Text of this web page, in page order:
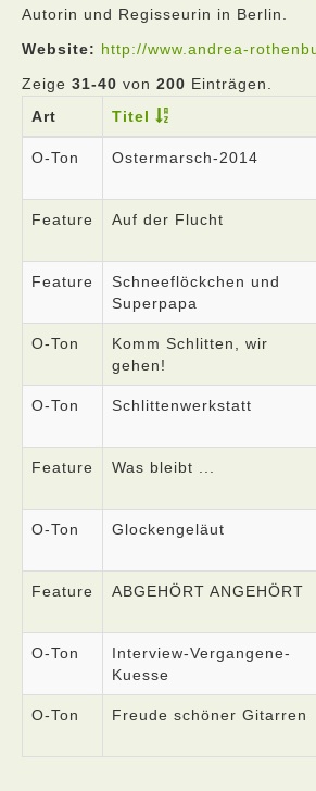
Autorin und Regisseurin in Berlin.
Website: http://www.andrea-
Zeige 31-40 von 200 Einträgen.
Art
Titel
O-Ton Ostermarsch-2014
Feature Auf der Flucht
Feature
Schneeflöckchen und
Superpapa
O-Ton
Komm Schlitten, wir
gehen!
O-Ton Schlittenwerkstatt
Feature Was bleibt ...
O-Ton Glockengeläut
Feature ABGEHÖRT ANGEHÖRT
O-Ton
Interview-Vergangene-
Kuesse
O-Ton Freude schöner Gitarren